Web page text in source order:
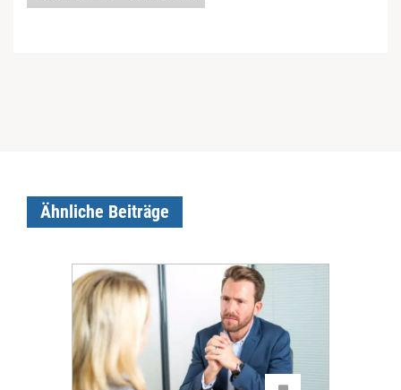
Ähnliche Beiträge